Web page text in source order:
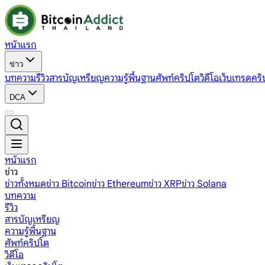
หน้าแรก
ข่าว
บทความรีวิวสารบัญเหรียญความรู้พื้นฐานศัพท์คริปโตวิดีโอเว็บเทรดค
DCA
หน้าแรก
ข่าว
ข่าวทั้งหมดข่าว Bitcoinข่าว Ethereumข่าว XRPข่าว Solana
บทความ
รีวิว
สารบัญเหรียญ
ความรู้พื้นฐาน
ศัพท์คริปโต
วิดีโอ